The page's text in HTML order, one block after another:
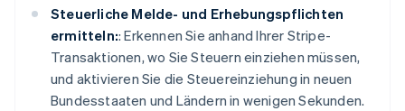
Steuerliche Melde- und Erhebungspflichten
ermitteln:: Erkennen Sie anhand Ihrer Stripe-
Transaktionen, wo Sie Steuern einziehen müssen,
und aktivieren Sie die Steuereinziehung in neuen
Bundesstaaten und Ländern in wenigen Sekunden.